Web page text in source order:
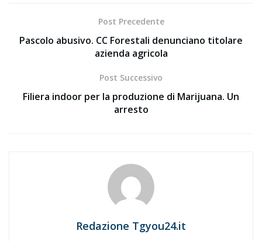
Post Precedente
Pascolo abusivo. CC Forestali denunciano titolare
azienda agricola
Post Successivo
Filiera indoor per la produzione di Marijuana. Un
arresto
Redazione Tgyou24.it